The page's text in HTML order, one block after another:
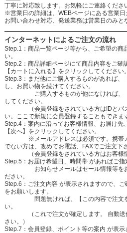
丁寧に対応致します。お気軽にご連絡くださ
※営業日の詳細は、WEBページにある営業日
お問い合わせ対応、発送業務は営業日のみと
インターネットによるご注文の流れ
Step.1：商品一覧ページ等から、ご希望の商
い。
Step.2：商品詳細ページにて商品内容をご確
【カートに入れる】をクリックしてください。
Step.3：まだ他にご購入するものがあれば、
し、お買い物を続けてください。
ご購入するものが他になければ、【
してください。
（会員登録をされている方はIDとパス
い。ここで新規に会員登録することもできま
Step.4：案内に沿ってお客様情報、お届け先
【次へ】をクリックしてください。
※メールアドレスは必須です。携帯メ
でない方は、改めてお電話、FAXでご注文下
（会員登録をされている方はお客様情
Step.5：お届け希望日、時間帯 があればご指
お知らせメールはセール情報等をお送
ださい。
Step.6：ご注文内容 が表示されますので、
をお願いします。
問題無ければ、【この内容で注文を
い。
（これで注文が確定します。 自動送信
さい。）
Step.7：会員登録、ポイント等の案内 が表示